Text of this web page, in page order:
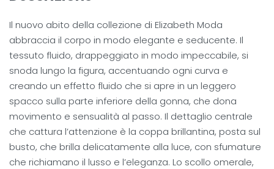
Il nuovo abito della collezione di Elizabeth Moda
abbraccia il corpo in modo elegante e seducente. Il
tessuto fluido, drappeggiato in modo impeccabile, si
snoda lungo la figura, accentuando ogni curva e
creando un effetto fluido che si apre in un leggero
spacco sulla parte inferiore della gonna, che dona
movimento e sensualità al passo. Il dettaglio centrale
che cattura l’attenzione è la coppa brillantina, posta sul
busto, che brilla delicatamente alla luce, con sfumature
che richiamano il lusso e l’eleganza. Lo scollo omerale,